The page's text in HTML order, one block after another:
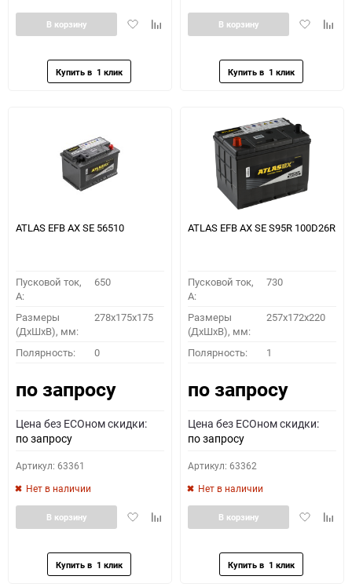
ДобавитьДобавить
В корзину
Добавить
В корзину
ATLAS EFB AX SE 56510
Пусковой ток,
A:
650
Размеры
(ДхШхВ), мм:
278x175x175
Полярность: 0
по запросу
Цена без ECOном скидки:
по запросу
Артикул: 63361
Нет в наличии
ДобавитьДобавить
В корзину
ATLAS EFB AX SE S95R 100D26R
Пусковой ток,
A:
730
Размеры
(ДхШхВ), мм:
257x172x220
Полярность: 1
по запросу
Цена без ECOном скидки:
по запросу
Артикул: 63362
Нет в наличии
Добавить
В корзину